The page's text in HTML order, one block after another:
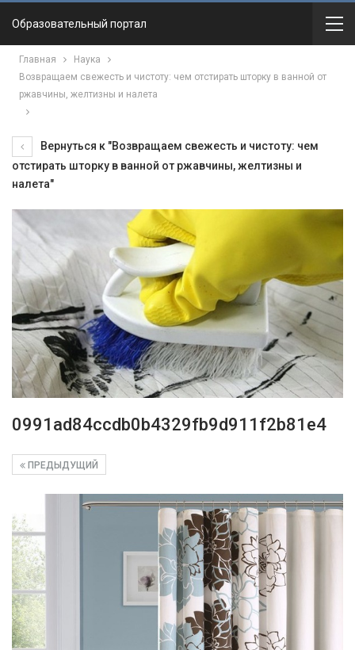
Образовательный портал
Главная
Наука
Возвращаем свежесть и чистоту: чем отстирать шторку в ванной от
ржавчины, желтизны и налета
Вернуться к "Возвращаем свежесть и чистоту: чем
отстирать шторку в ванной от ржавчины, желтизны и
налета"
0991ad84ccdb0b4329fb9d911f2b81e4
ПРЕДЫДУЩИЙ